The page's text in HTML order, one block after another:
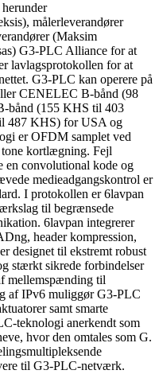
målerleverandører
(Maksim
G3-PLC Alliance for at
lavlagsprotokollen for at
G3-PLC kan operere på
CENELEC B-bånd (98
bånd (155 KHS til 403
487 KHS) for USA og
er OFDM samplet ved
kortlægning. Fejl
en convolutional kode og
medieadgangskontrol er
I protokollen er 6lavpan
til begrænsede
6lavpan integrerer
header kompression,
designet til ekstremt robust
stærkt sikrede forbindelser
mellemspænding til
af IPv6 muliggør G3-PLC
samt smarte
teknologi anerkendt som
hvor den omtales som G.
til G3-PLC-netværk.